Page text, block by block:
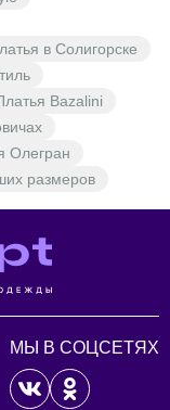
в Солигорске
Bazalini
Олегран
размеров
МЫ В СОЦСЕТЯХ